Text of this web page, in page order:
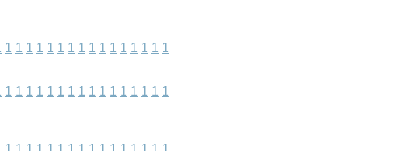
1 1 1 1 1 1 1 1 1 1 1 1 1 1 1 1
1 1 1 1 1 1 1 1 1 1 1 1 1 1 1 1